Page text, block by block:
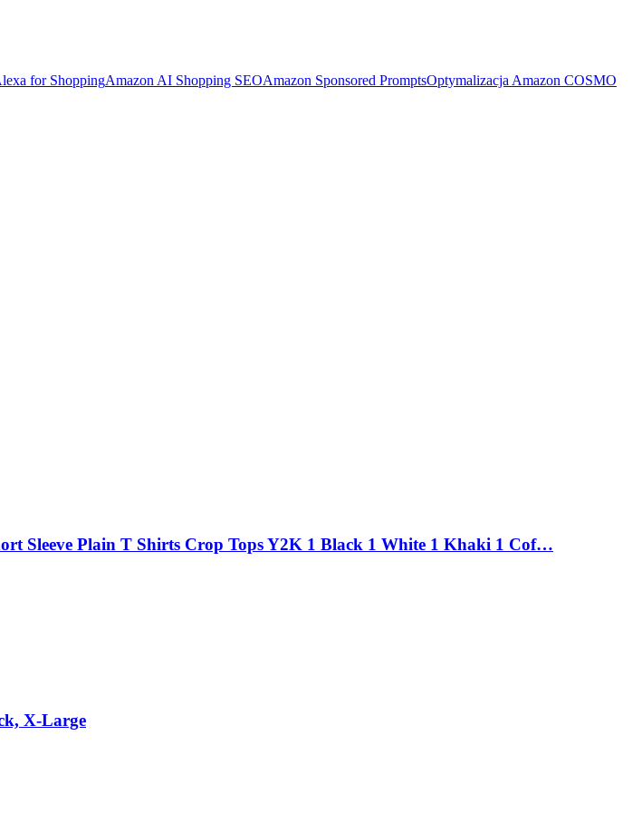
for ShoppingAmazon AI Shopping SEOAmazon Sponsored PromptsOptymalizacja Amazon COSMO
Sleeve Plain T Shirts Crop Tops Y2K 1 Black 1 White 1 Khaki 1 Cof…
X-Large